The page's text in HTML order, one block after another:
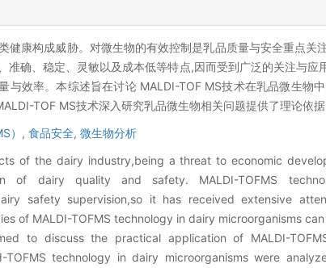
健康构成威胁。对微生物的有效控制是乳品质量与安全重点关
确、稳定、灵敏以及成本低等特点,因而受到广泛的关注与应
与效率。本综述旨在讨论 MALDI-TOF MS技术在乳品微生物
TOF MS技术深入研究乳品微生物相关问题提供了理论依
）, 食品安全, 微生物分析
of the dairy industry,being a threat to economic
of dairy quality and safety. MALDI-TOFMS
safety supervision,so it has received extensive
of MALDI-TOFMS technology in dairy microorganisms
to discuss the practical application of MALDI-
technology in dairy microorganisms were